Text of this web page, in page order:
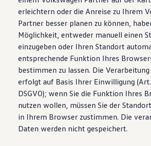
erleichtern oder die Anreise zu Ihrem
Partner besser planen zu können,
Möglichkeit, entweder manuell einen
einzugeben oder Ihren Standort
entsprechende Funktion Ihres
bestimmen zu lassen. Die
erfolgt auf Basis Ihrer Einwilligung
DSGVO); wenn Sie die Funktion Ihres
nutzen wollen, müssen Sie der
in Ihrem Browser zustimmen. Die
Daten werden nicht gespeichert.